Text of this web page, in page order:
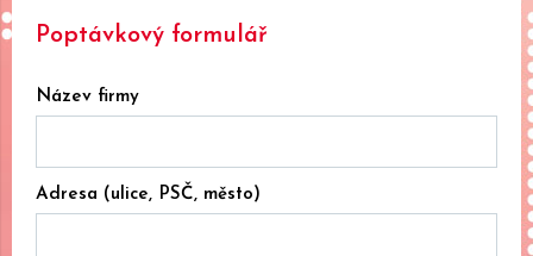
Poptávkový formulář
Název firmy
Adresa (ulice, PSČ, město)